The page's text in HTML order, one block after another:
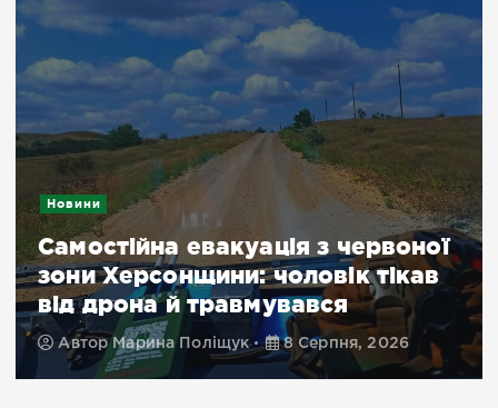
Новини
Самостійна евакуація з червоної
зони Херсонщини: чоловік тікав
від дрона й травмувався
Автор Марина Поліщук 8 Серпня, 2026